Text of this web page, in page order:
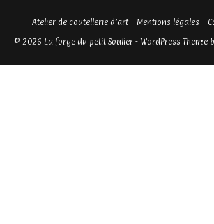
Atelier de coutellerie d’art Mentions légales
© 2026 La forge du petit Soulier - WordPress Theme